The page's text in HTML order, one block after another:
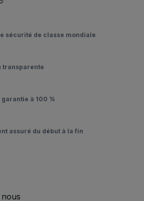
sécurité de classe mondiale
transparente
à 100 %
assuré du début à la fin